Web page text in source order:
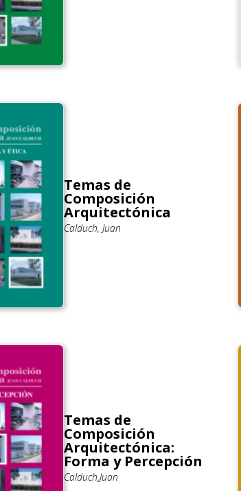
Temas de
Composición
Arquitectónica
Calduch, Juan
Temas de
Composición
Arquitectónica:
Forma y Percepción
Calduch,Juan